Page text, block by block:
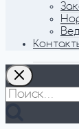
Найти: